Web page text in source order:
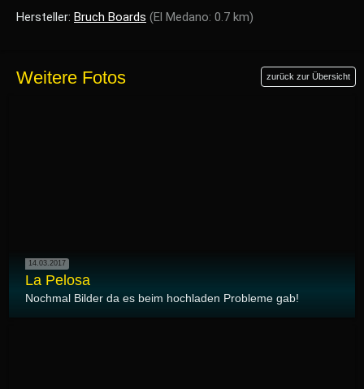
Hersteller: Bruch Boards (El Medano: 0.7 km)
Weitere Fotos zurück zur Übersicht
14.03.2017
La Pelosa
Nochmal Bilder da es beim hochladen Probleme gab!